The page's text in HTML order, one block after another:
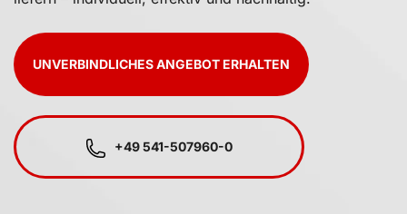
UNVERBINDLICHES ANGEBOT ERHALTEN
+49 541-507960-0